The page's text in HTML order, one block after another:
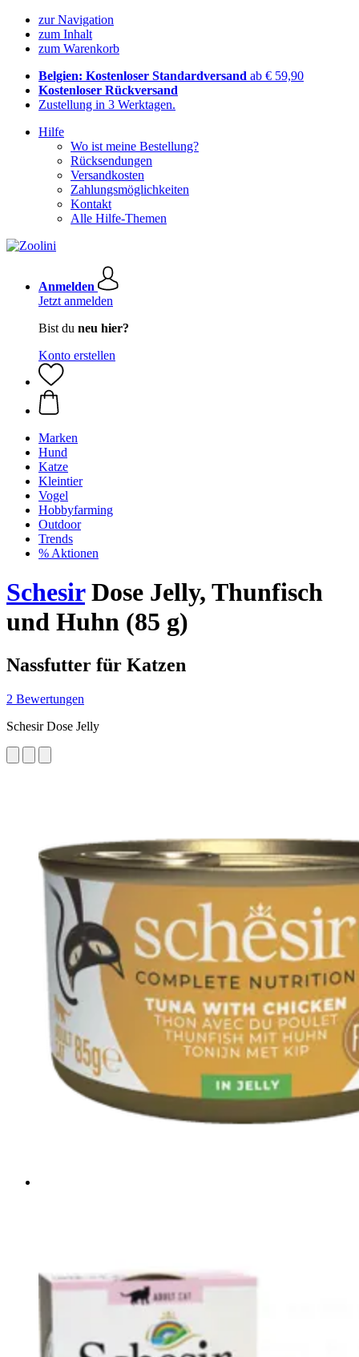
zur Navigation
zum Inhalt
zum Warenkorb
Belgien: Kostenloser Standardversand ab € 59,90
Kostenloser Rückversand
Zustellung in 3 Werktagen.
Hilfe
Wo ist meine Bestellung?
Rücksendungen
Versandkosten
Zahlungsmöglichkeiten
Kontakt
Alle Hilfe-Themen
Anmelden
Jetzt anmelden
Bist du neu hier?
Konto erstellen
Marken
Hund
Katze
Kleintier
Vogel
Hobbyfarming
Outdoor
Trends
% Aktionen
SchesirDose Jelly, Thunfisch
und Huhn (85 g)
Nassfutter für Katzen
2 Bewertungen
Schesir Dose Jelly